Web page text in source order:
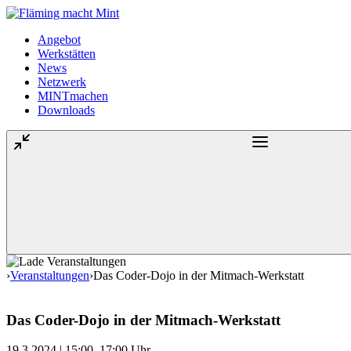
Angebot
Werkstätten
News
Netzwerk
MINTmachen
Downloads
›Veranstaltungen›Das Coder-Dojo in der Mitmach-Werkstatt
Das Coder-Dojo in der Mitmach-Werkstatt